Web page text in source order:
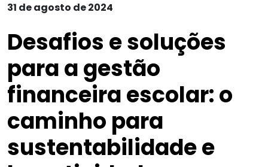
31 de agosto de 2024
Desafios e soluções
para a gestão
financeira escolar: o
caminho para
sustentabilidade e